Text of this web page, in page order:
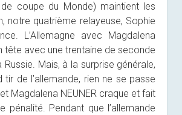
coupe du Monde) maintient les
notre quatrième relayeuse, Sophie
L’Allemagne avec Magdalena
tête avec une trentaine de seconde
Russie. Mais, à la surprise générale,
tir de l’allemande, rien ne se passe
Magdalena NEUNER craque et fait
pénalité. Pendant que l’allemande